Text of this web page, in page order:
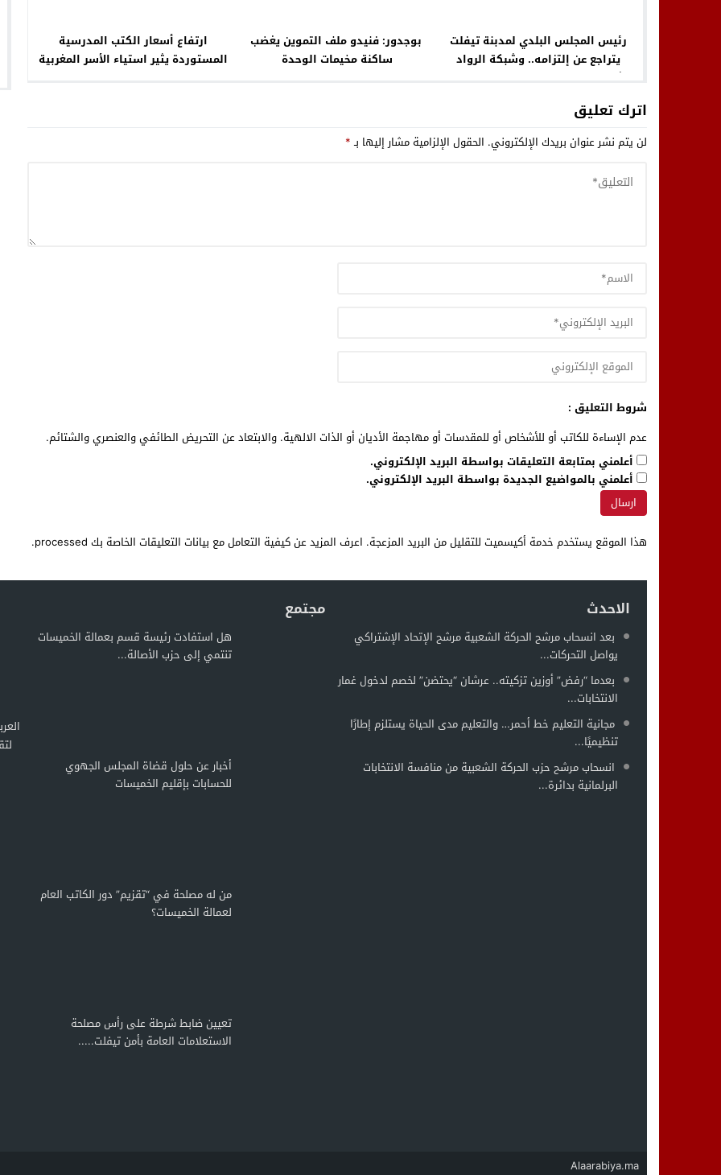
رئيس المجلس البلدي لمدبنة تيفلت
يتراجع عن إلتزامه.. وشبكة الرواد
الشباب تصمد وتنجح في تنظيم النسخة
بوجدور: فنيدو ملف التموين يغضب
ساكنة مخيمات الوحدة
ارتفاع أسعار الكتب المدرسية
المستوردة يثير استياء الأسر المغربية
اترك تعليق
لن يتم نشر عنوان بريدك الإلكتروني. الحقول الإلزامية مشار إليها بـ*
شروط التعليق :
عدم الإساءة للكاتب أو للأشخاص أو للمقدسات أو مهاجمة الأديان أو الذات الالهية. والابتعاد عن التحريض الطائفي والعنصري والشتائم.
أعلمني بمتابعة التعليقات بواسطة البريد الإلكتروني.
أعلمني بالمواضيع الجديدة بواسطة البريد الإلكتروني.
هذا الموقع يستخدم خدمة أكيسميت للتقليل من البريد المزعجة. اعرف المزيد عن كيفية التعامل مع بيانات التعليقات الخاصة بك processed .
الاحدث
بعد انسحاب مرشح الحركة الشعبية مرشح الإتحاد الإشتراكي
يواصل التحركات...
بعدما “رفض” أوزين تزكيته.. عرشان “يحتضن” لخصم لدخول غمار
الانتخابات...
مجانية التعليم خط أحمر… والتعليم مدى الحياة يستلزم إطارًا
تنظيميًا...
انسحاب مرشح حزب الحركة الشعبية من منافسة الانتخابات
البرلمانية بدائرة...
مجتمع
هل استفادت رئيسة قسم بعمالة الخميسات
تنتمي إلى حزب الأصالة...
أخبار عن حلول قضاة المجلس الجهوي
للحسابات بإقليم الخميسات
من له مصلحة في “تقزيم” دور الكاتب العام
لعمالة الخميسات؟
تعيين ضابط شرطة على رأس مصلحة
الاستعلامات العامة بأمن تيفلت.....
Alaarabiya.ma